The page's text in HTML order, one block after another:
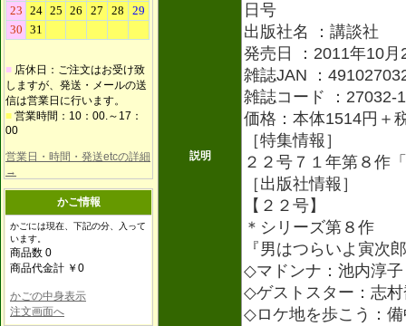
■ 店休日：ご注文はお受け致
しますが、発送・メールの送
信は営業日に行います。
■ 営業時間：10：00.～17：
00
営業日・時間・発送etcの詳細
→
かご情報
かごには現在、下記の分、入って
います。
商品数 0
商品代金計 ￥0
かごの中身表示
注文画面へ
説明
日号
出版社名 ：講談社
発売日 ：2011年10月
雑誌JAN ：
雑誌コード ：27032-
価格：本体1514円＋
［特集情報］
２２号７１年第８作
［出版社情報］
【２２号】
＊シリーズ第８作
『男はつらいよ寅次
◇マドンナ：池内淳子
◇ゲストスター：志
◇ロケ地を歩こう：